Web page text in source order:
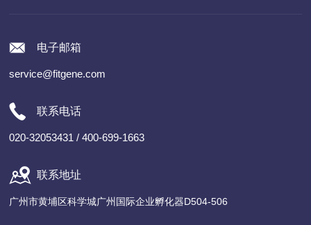
电子邮箱
service@fitgene.com
联系电话
020-32053431 / 400-699-1663
联系地址
广州市黄埔区科学城广州国际企业孵化器D504-506